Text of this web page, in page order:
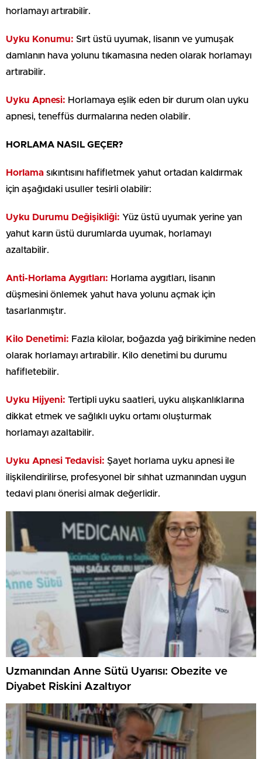
horlamayı artırabilir.
Uyku Konumu: Sırt üstü uyumak, lisanın ve yumuşak
damlanın hava yolunu tıkamasına neden olarak horlamayı
artırabilir.
Uyku Apnesi: Horlamaya eşlik eden bir durum olan uyku
apnesi, teneffüs durmalarına neden olabilir.
HORLAMA NASIL GEÇER?
Horlama sıkıntısını hafifletmek yahut ortadan kaldırmak
için aşağıdaki usuller tesirli olabilir:
Uyku Durumu Değişikliği: Yüz üstü uyumak yerine yan
yahut karın üstü durumlarda uyumak, horlamayı
azaltabilir.
Anti-Horlama Aygıtları: Horlama aygıtları, lisanın
düşmesini önlemek yahut hava yolunu açmak için
tasarlanmıştır.
Kilo Denetimi: Fazla kilolar, boğazda yağ birikimine neden
olarak horlamayı artırabilir. Kilo denetimi bu durumu
hafifletebilir.
Uyku Hijyeni: Tertipli uyku saatleri, uyku alışkanlıklarına
dikkat etmek ve sağlıklı uyku ortamı oluşturmak
horlamayı azaltabilir.
Uyku Apnesi Tedavisi: Şayet horlama uyku apnesi ile
ilişkilendirilirse, profesyonel bir sıhhat uzmanından uygun
tedavi planı önerisi almak değerlidir.
Uzmanından Anne Sütü Uyarısı: Obezite ve
Diyabet Riskini Azaltıyor